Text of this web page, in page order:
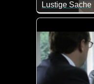
Lustige Sache